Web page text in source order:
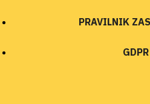
PRAVILNIK
GDPR